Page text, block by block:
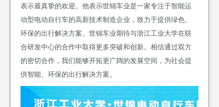
表示最真挚的欢迎。他表示世锦车业是一家专注于智能运
动型电动自行车的高新技术制造企业，致力于提供绿色、
环保的出行解决方案。世锦车业期待与浙江工业大学在联
合研发中心的合作中取得更多突破和创新。相信通过双方
的密切合作，我们能够开拓更广阔的发展空间，为社会提
供智能、环保的出行解决方案。